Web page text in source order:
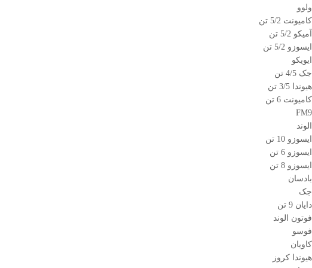
ولوو
کامیونت 5/2 تن
آمیکو 5/2 تن
ایسوزو 5/2 تن
ایویکو
جک 4/5 تن
هیوندا 3/5 تن
کامیونت 6 تن
FM9
الوند
ایسوزو 10 تن
ایسوزو 6 تن
ایسوزو 8 تن
بادسان
جک
دایان 9 تن
فوتون الوند
فوسو
کاویان
هیوندا کروز